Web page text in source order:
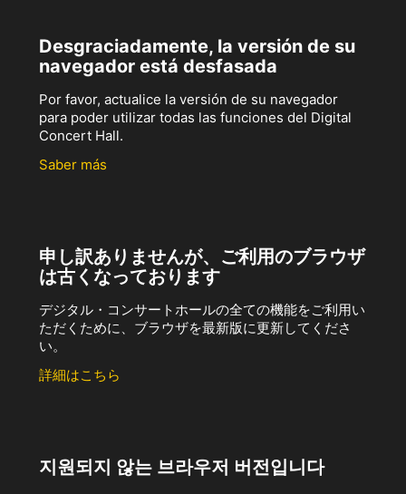
Desgraciadamente, la versión de su
navegador está desfasada
Por favor, actualice la versión de su navegador
para poder utilizar todas las funciones del Digital
Concert Hall.
Saber más
申し訳ありませんが、ご利用のブラウザ
は古くなっております
デジタル・コンサートホールの全ての機能をご利用い
ただくために、ブラウザを最新版に更新してくださ
い。
詳細はこちら
지원되지 않는 브라우저 버전입니다